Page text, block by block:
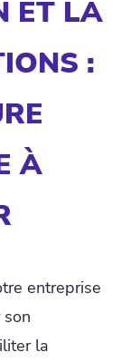
ET LA
:
À
entreprise
la